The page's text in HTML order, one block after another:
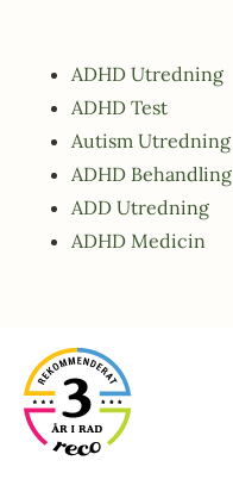
ADHD Utredning
ADHD Test
Autism Utredning
ADHD Behandling
ADD Utredning
ADHD Medicin